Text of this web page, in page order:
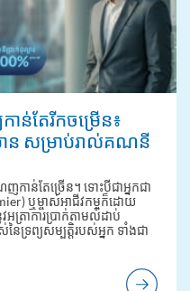
ាន់តែរីកចម្រើន៖
មាន សម្រាប់រាល់គណនី
កាន់តែច្រើន។ ទោះបីជាអ្នកជា
ឬម្ចាស់អាជីវកម្មក៏ដោយ
ត្រាការប្រាក់តាមលំដាប់
ទ្រព្យសម្បត្តិរបស់អ្នក ទាំងជា